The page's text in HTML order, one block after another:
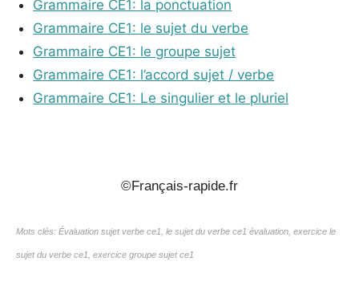
Grammaire CE1: la ponctuation
Grammaire CE1: le sujet du verbe
Grammaire CE1: le groupe sujet
Grammaire CE1: l’accord sujet / verbe
Grammaire CE1: Le singulier et le pluriel
©Français-rapide.fr
Mots clés: Évaluation sujet verbe ce1, le sujet du verbe ce1 évaluation, exercice le
sujet du verbe ce1, exercice groupe sujet ce1